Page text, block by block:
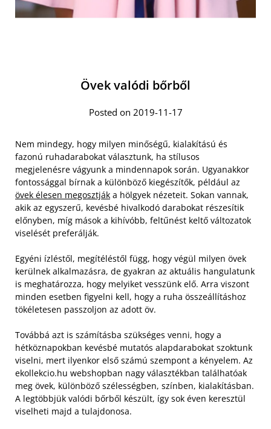
Övek valódi bőrből
Posted on 2019-11-17
Nem mindegy, hogy milyen minőségű, kialakítású és
fazonú ruhadarabokat választunk, ha stílusos
megjelenésre vágyunk a mindennapok során. Ugyanakkor
fontossággal bírnak a különböző kiegészítők, például az
övek élesen megosztják a hölgyek nézeteit. Sokan vannak,
akik az egyszerű, kevésbé hivalkodó darabokat részesítik
előnyben, míg mások a kihívóbb, feltűnést keltő változatok
viselését preferálják.
Egyéni ízléstől, megítéléstől függ, hogy végül milyen övek
kerülnek alkalmazásra, de gyakran az aktuális hangulatunk
is meghatározza, hogy melyiket vesszünk elő. Arra viszont
minden esetben figyelni kell, hogy a ruha összeállításhoz
tökéletesen passzoljon az adott öv.
Továbbá azt is számításba szükséges venni, hogy a
hétköznapokban kevésbé mutatós alapdarabokat szoktunk
viselni, mert ilyenkor első számú szempont a kényelem. Az
ekollekcio.hu webshopban nagy választékban találhatóak
meg övek, különböző szélességben, színben, kialakításban.
A legtöbbjük valódi bőrből készült, így sok éven keresztül
viselheti majd a tulajdonosa.